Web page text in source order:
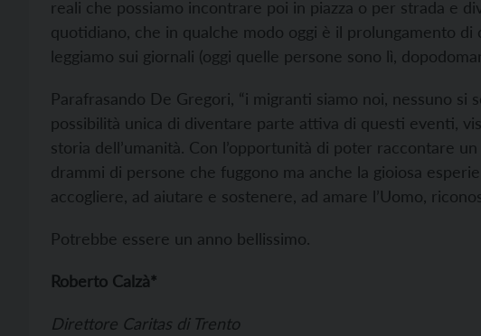
reali che possiamo incontrare poi in piazza o per strada e
quotidiano, che in qualche modo oggi è il prolungamento
leggiamo sui giornali (oggi quelle persone sono lì,
Parafrasando De Gregori, “i migranti siamo noi, nessuno si
possibilità unica di diventare parte attiva di questi eventi,
storia dell’umanità. Con l’opportunità di poter raccontare
drammi di persone che fuggono ma anche la gioiosa
accogliere, ad aiutare e sostenere, ad amare l’Uomo,
Potrebbe essere un anno bellissimo.
Roberto Calzà*
Direttore Caritas di Trento